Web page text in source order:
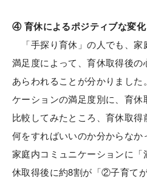
④ 育休によるポジティブな
「手探り育休」の人でも、家
満足度によって、育休取得後
あらわれることが分かりまし
ケーションの満足度別に、育
比較してみたところ、育休取
何をすればいいのか分からなか
家庭内コミュニケーションに
休取得後に約8割が「②子育て